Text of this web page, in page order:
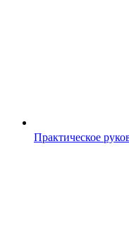
Практическое